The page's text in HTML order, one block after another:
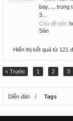
bay...., trung
3...
Chủ đề bởi:
Sản
Hiển thị kết quả từ 121
< Trước 1 2 3
Diễn đàn Tags